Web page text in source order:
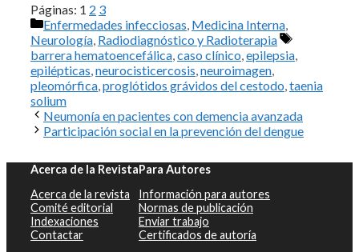
Páginas: 1 2 3
Categorías
Enfermedades infecciosas Medicina Interna
Neurología Radiodiagnóstico y Radioterapia
Etiquetas
barrera hematoencefálica caso clínico epilepsia
epilépticas neurocisticercosis neuroimagen
pleomórfica proglótidos grávidos del cestodo taenia
solium
Neumonía en pacientes con demencia avanzada
Participación social en la prevención del dengue
Acerca de la Revista
Acerca de la revista
Comité editorial
Indexaciones
Contactar
Para Autores
Información para autores
Normas de publicación
Enviar trabajo
Certificados de autoría